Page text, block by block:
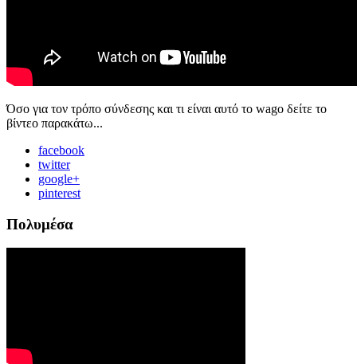
Όσο για τον τρόπο σύνδεσης και τι είναι αυτό το wago δείτε το
βίντεο παρακάτω...
facebook
twitter
google+
pinterest
Πολυμέσα